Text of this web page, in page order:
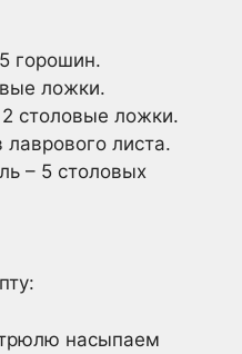
горошин.
ложки.
столовые ложки.
лаврового листа.
– 5 столовых
насыпаем